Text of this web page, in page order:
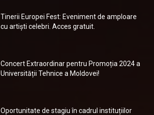
Tinerii Europei Fest: Eveniment de amploare
cu artiști celebri. Acces gratuit.
Concert Extraordinar pentru Promoția 2024 a
Universității Tehnice a Moldovei!
Oportunitate de stagiu în cadrul instituțiilor